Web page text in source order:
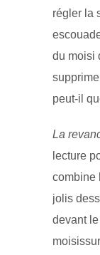
régler la
du moisi
peut-il
La
lecture
combine
jolis
devant